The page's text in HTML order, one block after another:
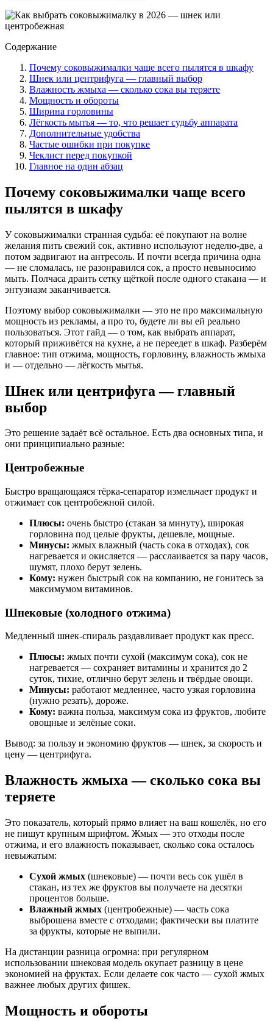
Содержание
Почему соковыжималки чаще всего пылятся в шкафу
Шнек или центрифуга — главный выбор
Влажность жмыха — сколько сока вы теряете
Мощность и обороты
Ширина горловины
Лёгкость мытья — то, что решает судьбу аппарата
Дополнительные удобства
Частые ошибки при покупке
Чеклист перед покупкой
Главное на один абзац
Почему соковыжималки чаще всего
пылятся в шкафу
У соковыжималки странная судьба: её покупают на волне
желания пить свежий сок, активно используют неделю-две, а
потом задвигают на антресоль. И почти всегда причина одна
— не сломалась, не разонравился сок, а просто невыносимо
мыть. Полчаса драить сетку щёткой после одного стакана — и
энтузиазм заканчивается.
Поэтому выбор соковыжималки — это не про максимальную
мощность из рекламы, а про то, будете ли вы ей реально
пользоваться. Этот гайд — о том, как выбрать аппарат,
который приживётся на кухне, а не переедет в шкаф. Разберём
главное: тип отжима, мощность, горловину, влажность жмыха
и — отдельно — лёгкость мытья.
Шнек или центрифуга — главный
выбор
Это решение задаёт всё остальное. Есть два основных типа, и
они принципиально разные:
Центробежные
Быстро вращающаяся тёрка-сепаратор измельчает продукт и
отжимает сок центробежной силой.
Плюсы: очень быстро (стакан за минуту), широкая
горловина под целые фрукты, дешевле, мощные.
Минусы: жмых влажный (часть сока в отходах), сок
нагревается и окисляется — расслаивается за пару часов,
шумят, плохо берут зелень.
Кому: нужен быстрый сок на компанию, не гонитесь за
максимумом витаминов.
Шнековые (холодного отжима)
Медленный шнек-спираль раздавливает продукт как пресс.
Плюсы: жмых почти сухой (максимум сока), сок не
нагревается — сохраняет витамины и хранится до 2
суток, тихие, отлично берут зелень и твёрдые овощи.
Минусы: работают медленнее, часто узкая горловина
(нужно резать), дороже.
Кому: важна польза, максимум сока из фруктов, любите
овощные и зелёные соки.
Вывод: за пользу и экономию фруктов — шнек, за скорость и
цену — центрифуга.
Влажность жмыха — сколько сока вы
теряете
Это показатель, который прямо влияет на ваш кошелёк, но его
не пишут крупным шрифтом. Жмых — это отходы после
отжима, и его влажность показывает, сколько сока осталось
невыжатым:
Сухой жмых (шнековые) — почти весь сок ушёл в
стакан, из тех же фруктов вы получаете на десятки
процентов больше.
Влажный жмых (центробежные) — часть сока
выброшена вместе с отходами; фактически вы платите
за фрукты, которые не выпили.
На дистанции разница огромна: при регулярном
использовании шнековая модель окупает разницу в цене
экономией на фруктах. Если делаете сок часто — сухой жмых
важнее любых других фишек.
Мощность и обороты